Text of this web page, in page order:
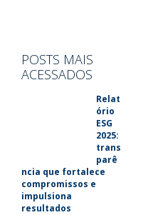
POSTS MAIS
ACESSADOS
Relat
ório
ESG
2025:
trans
parê
ncia que fortalece
compromissos e
impulsiona
resultados